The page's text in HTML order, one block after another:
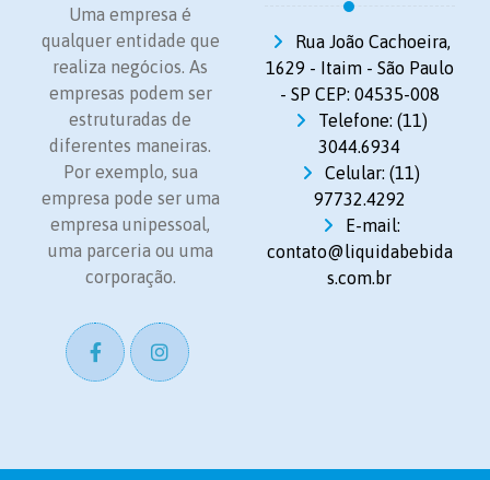
Uma empresa é
qualquer entidade que
realiza negócios. As
empresas podem ser
estruturadas de
diferentes maneiras.
Por exemplo, sua
empresa pode ser uma
empresa unipessoal,
uma parceria ou uma
corporação.
Rua João Cachoeira,
1629 - Itaim - São Paulo
- SP CEP: 04535-008
Telefone: (11)
3044.6934
Celular: (11)
97732.4292
E-mail:
contato@liquidabebida
s.com.br